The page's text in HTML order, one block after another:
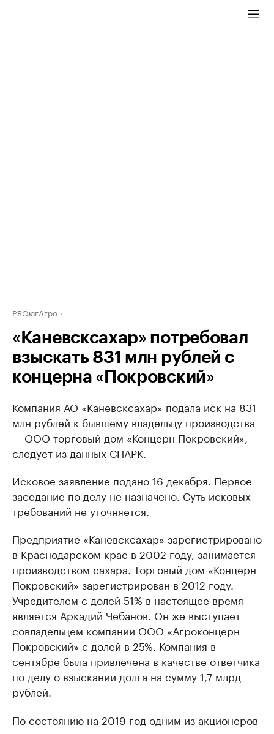
PROюгАгро
«Каневсксахар» потребовал
взыскать 831 млн рублей с
концерна «Покровский»
Компания АО «Каневсксахар» подала иск на 831
млн рублей к бывшему владельцу производства
— ООО торговый дом «Концерн Покровский»,
следует из данных СПАРК.
Исковое заявление подано 16 декабря. Первое
заседание по делу не назначено. Суть исковых
требований не уточняется.
Предприятие «Каневсксахар» зарегистрировано
в Краснодарском крае в 2002 году, занимается
производством сахара. Торговый дом «Концерн
Покровский» зарегистрирован в 2012 году.
Учредителем с долей 51% в настоящее время
является Аркадий Чебанов. Он же выступает
совладельцем компании ООО «Агроконцерн
Покровский» с долей в 25%. Компания в
сентябре была привлечена в качестве ответчика
по делу о взыскании долга на сумму 1,7 млрд
рублей.
По состоянию на 2019 год одним из акционеров